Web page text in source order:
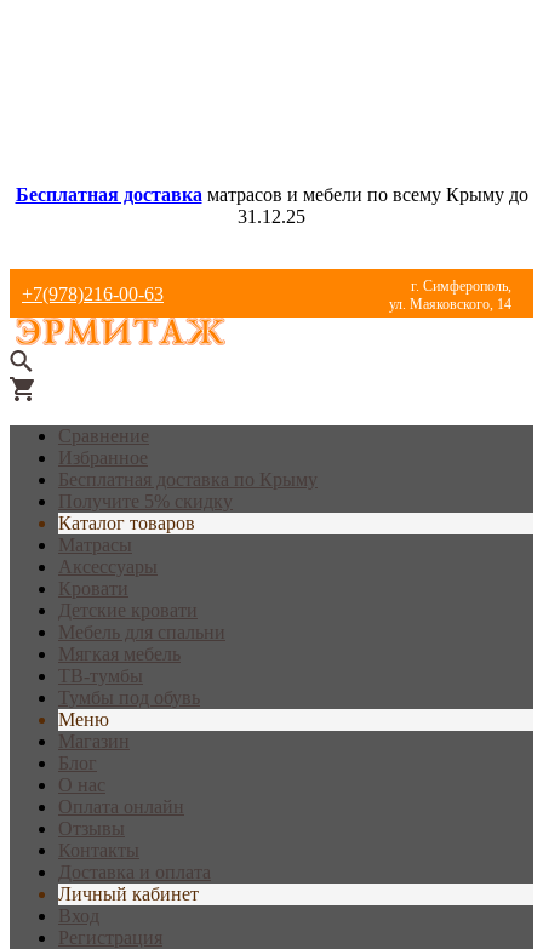
Бесплатная доставка матрасов и мебели по всему Крыму до
31.12.25
+7(978)216-00-63
г. Симферополь,
ул. Маяковского, 14
Сравнение
Избранное
Бесплатная доставка по Крыму
Получите 5% скидку
Каталог товаров
Матрасы
Аксессуары
Кровати
Детские кровати
Мебель для спальни
Мягкая мебель
ТВ-тумбы
Тумбы под обувь
Меню
Магазин
Блог
О нас
Оплата онлайн
Отзывы
Контакты
Доставка и оплата
Личный кабинет
Вход
Регистрация